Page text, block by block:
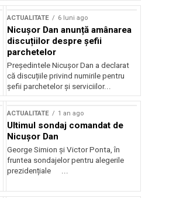
ACTUALITATE 6 luni ago
Nicușor Dan anunță amânarea
discuțiilor despre șefii
parchetelor
Președintele Nicușor Dan a declarat
că discuțiile privind numirile pentru
șefii parchetelor și serviciilor...
ACTUALITATE 1 an ago
Ultimul sondaj comandat de
Nicușor Dan
George Simion și Victor Ponta, în
fruntea sondajelor pentru alegerile
prezidențiale ...